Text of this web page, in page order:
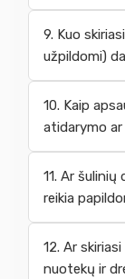
9. Kuo
užpildomi)
10. Kaip
atidarymo
11. Ar
reikia
12. Ar
nuotekų ir